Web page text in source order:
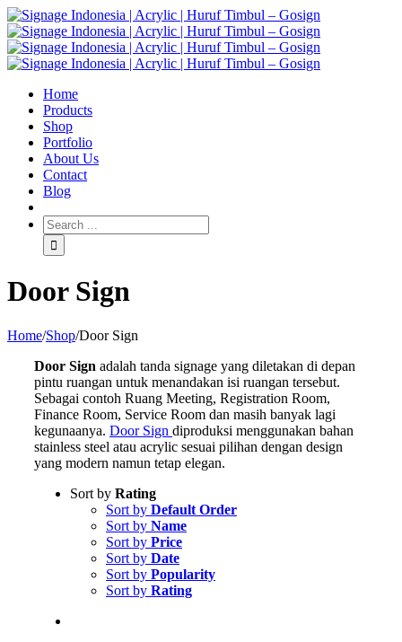
Home
Products
Shop
Portfolio
About Us
Contact
Blog
Door Sign
Home/Shop/Door Sign
Door Sign adalah tanda signage yang diletakan di depan
pintu ruangan untuk menandakan isi ruangan tersebut.
Sebagai contoh Ruang Meeting, Registration Room,
Finance Room, Service Room dan masih banyak lagi
kegunaanya. Door Sign diproduksi menggunakan bahan
stainless steel atau acrylic sesuai pilihan dengan design
yang modern namun tetap elegan.
Sort by Rating
Sort by Default Order
Sort by Name
Sort by Price
Sort by Date
Sort by Popularity
Sort by Rating